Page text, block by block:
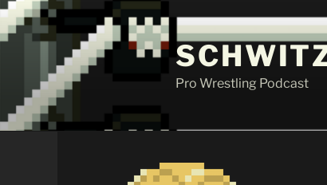
Zum
Inhalt
springen
Pro Wrestling Podcast